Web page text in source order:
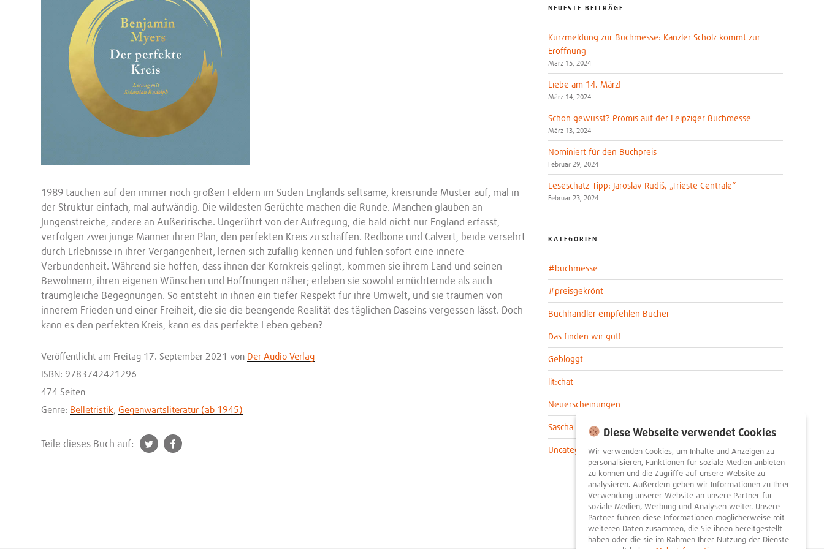
1989 tauchen auf den immer noch großen Feldern im Süden Englands seltsame, kreisrunde Muster auf, mal in
der Struktur einfach, mal aufwändig. Die wildesten Gerüchte machen die Runde. Manchen glauben an
Jungenstreiche, andere an Außerirische. Ungerührt von der Aufregung, die bald nicht nur England erfasst,
verfolgen zwei junge Männer ihren Plan, den perfekten Kreis zu schaffen. Redbone und Calvert, beide versehrt
durch Erlebnisse in ihrer Vergangenheit, lernen sich zufällig kennen und fühlen sofort eine innere
Verbundenheit. Während sie hoffen, dass ihnen der Kornkreis gelingt, kommen sie ihrem Land und seinen
Bewohnern, ihren eigenen Wünschen und Hoffnungen näher; erleben sie sowohl ernüchternde als auch
traumgleiche Begegnungen. So entsteht in ihnen ein tiefer Respekt für ihre Umwelt, und sie träumen von
innerem Frieden und einer Freiheit, die sie die beengende Realität des täglichen Daseins vergessen lässt. Doch
kann es den perfekten Kreis, kann es das perfekte Leben geben?
Veröffentlicht am Freitag 17. September 2021 von Der Audio Verlag
ISBN: 9783742421296
474 Seiten
Genre: Belletristik ,Gegenwartsliteratur (ab 1945)
Teile dieses Buch auf:
t
f
NEUESTE BEITRÄGE
Kurzmeldung zur Buchmesse: Kanzler Scholz kommt zur
Eröffnung
März 15, 2024
Liebe am 14. März!
März 14, 2024
Schon gewusst? Promis auf der Leipziger Buchmesse
März 13, 2024
Nominiert für den Buchpreis
Februar 29, 2024
Leseschatz-Tipp: Jaroslav Rudiš, „Trieste Centrale“
Februar 23, 2024
KATEGORIEN
#buchmesse
#preisgekrönt
Buchhändler empfehlen Bücher
Das finden wir gut!
Gebloggt
lit:chat
Neuerscheinungen
Sascha im lit:blog
Uncategorized
Diese Webseite verwendet Cookies
Wir verwenden Cookies, um Inhalte und Anzeigen zu
personalisieren, Funktionen für soziale Medien anbieten
zu können und die Zugriffe auf unsere Website zu
analysieren. Außerdem geben wir Informationen zu Ihrer
Verwendung unserer Website an unsere Partner für
soziale Medien, Werbung und Analysen weiter. Unsere
Partner führen diese Informationen möglicherweise mit
weiteren Daten zusammen, die Sie ihnen bereitgestellt
haben oder die sie im Rahmen Ihrer Nutzung der Dienste